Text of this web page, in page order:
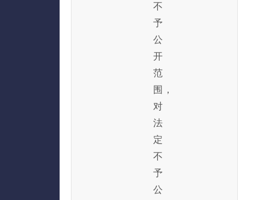
不
予
公
开
范
围，
对
法
定
不
予
公